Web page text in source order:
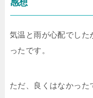
感想
気温と雨が心配でした
ったです。
ただ、良くはなかった